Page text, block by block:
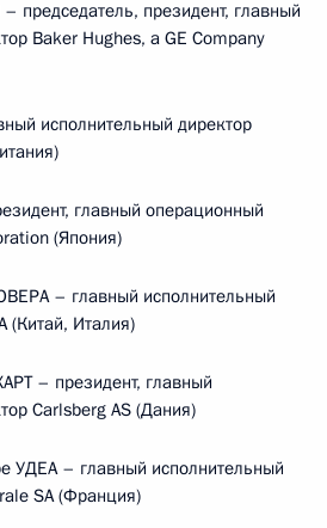
президент, главный
Baker Hughes, а GE Company
исполнительный директор
главный операционный
(Япония)
– главный исполнительный
(Китай, Италия)
– президент, главный
Carlsberg AS (Дания)
УДЕА – главный исполнительный
SA (Франция)